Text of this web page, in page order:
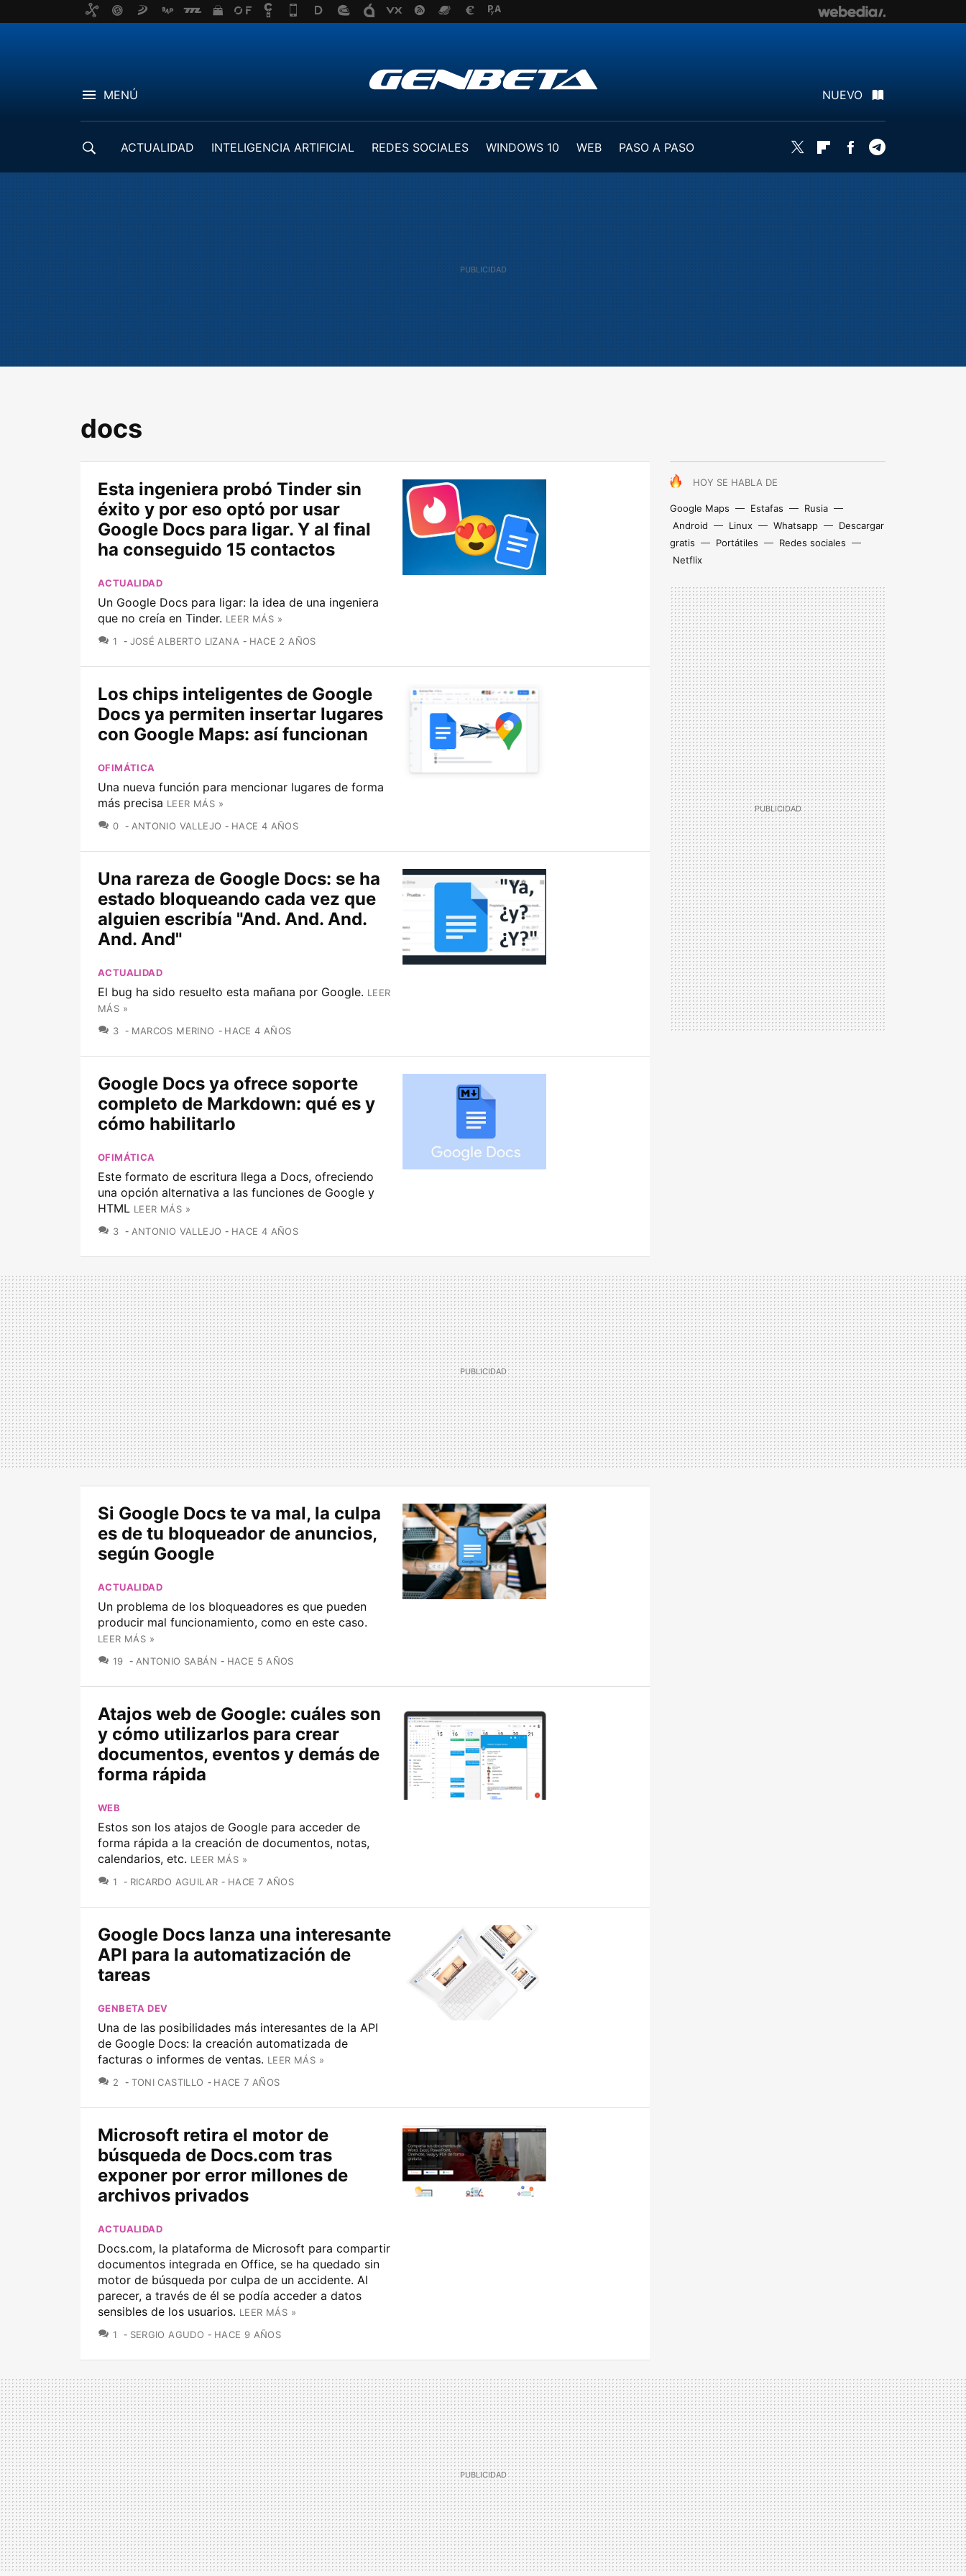
MENÚ NUEVO
ACTUALIDAD INTELIGENCIA ARTIFICIAL REDES SOCIALES WINDOWS 10 WEB
PASO A PASO
Twitter FlipboardFacebook
docs
HOY SE HABLA DE
Google Maps Estafas
Rusia
Android
Linux Whatsapp
Descargar
gratis
Portátiles
Redes sociales
Netflix
Esta ingeniera probó Tinder sin
éxito y por eso optó por usar
Google Docs para ligar. Y al final
ha conseguido 15 contactos
ACTUALIDAD
Un Google Docs para ligar: la idea de una ingeniera
que no creía en Tinder. LEER MÁS »
1
COMENTARIOS
JOSÉ ALBERTO LIZANA HACE 2 AÑOS
Los chips inteligentes de Google
Docs ya permiten insertar lugares
con Google Maps: así funcionan
OFIMÁTICA
Una nueva función para mencionar lugares de forma
más precisa LEER MÁS »
0 COMENTARIOS
ANTONIO VALLEJO HACE 4 AÑOS
Una rareza de Google Docs: se ha
estado bloqueando cada vez que
alguien escribía "And. And. And.
And. And"
ACTUALIDAD
El bug ha sido resuelto esta mañana por Google. LEER
MÁS »
3 COMENTARIOS
MARCOS MERINO HACE 4 AÑOS
Google Docs ya ofrece soporte
completo de Markdown: qué es y
cómo habilitarlo
OFIMÁTICA
Este formato de escritura llega a Docs, ofreciendo
una opción alternativa a las funciones de Google y
HTML LEER MÁS »
3 COMENTARIOS
ANTONIO VALLEJO HACE 4 AÑOS
Si Google Docs te va mal, la culpa
es de tu bloqueador de anuncios,
según Google
ACTUALIDAD
Un problema de los bloqueadores es que pueden
producir mal funcionamiento, como en este caso.
LEER MÁS »
19 COMENTARIOS
ANTONIO SABÁN HACE 5 AÑOS
Atajos web de Google: cuáles son
y cómo utilizarlos para crear
documentos, eventos y demás de
forma rápida
WEB
Estos son los atajos de Google para acceder de
forma rápida a la creación de documentos, notas,
calendarios, etc. LEER MÁS »
1
COMENTARIOS
RICARDO AGUILAR HACE 7 AÑOS
Google Docs lanza una interesante
API para la automatización de
tareas
GENBETA DEV
Una de las posibilidades más interesantes de la API
de Google Docs: la creación automatizada de
facturas o informes de ventas. LEER MÁS »
2
COMENTARIOS
TONI CASTILLO HACE 7 AÑOS
Microsoft retira el motor de
búsqueda de Docs.com tras
exponer por error millones de
archivos privados
ACTUALIDAD
Docs.com, la plataforma de Microsoft para compartir
documentos integrada en Office, se ha quedado sin
motor de búsqueda por culpa de un accidente. Al
parecer, a través de él se podía acceder a datos
sensibles de los usuarios. LEER MÁS »
1
COMENTARIOS
SERGIO AGUDO HACE 9 AÑOS